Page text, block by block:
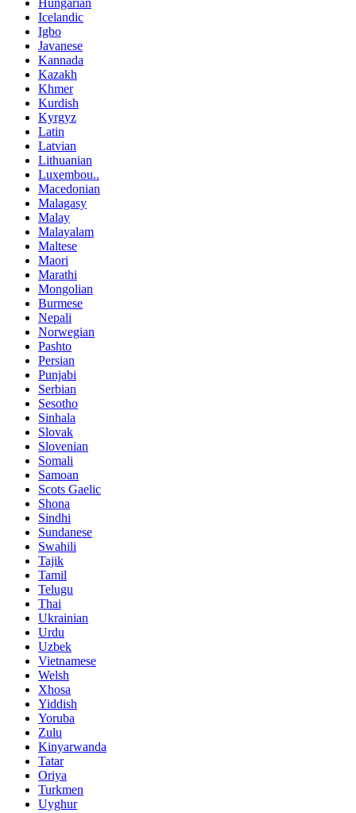
Hungarian
Icelandic
Igbo
Javanese
Kannada
Kazakh
Khmer
Kurdish
Kyrgyz
Latin
Latvian
Lithuanian
Luxembou..
Macedonian
Malagasy
Malay
Malayalam
Maltese
Maori
Marathi
Mongolian
Burmese
Nepali
Norwegian
Pashto
Persian
Punjabi
Serbian
Sesotho
Sinhala
Slovak
Slovenian
Somali
Samoan
Scots Gaelic
Shona
Sindhi
Sundanese
Swahili
Tajik
Tamil
Telugu
Thai
Ukrainian
Urdu
Uzbek
Vietnamese
Welsh
Xhosa
Yiddish
Yoruba
Zulu
Kinyarwanda
Tatar
Oriya
Turkmen
Uyghur